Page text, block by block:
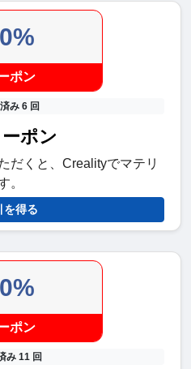
ポン
み 6 回
ポン
だくと、Crealityでマテリ
。
を得る
ポン
み 11 回